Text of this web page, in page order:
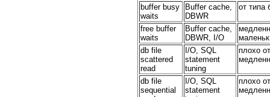
buffer busy
waits
Buffer cache,
DBWR
от типа
free buffer
waits
Buffer cache,
DBWR, I/O
db file
scattered
read
I/O, SQL
statement
tuning
плохо
db file
sequential
I/O, SQL
statement
плохо